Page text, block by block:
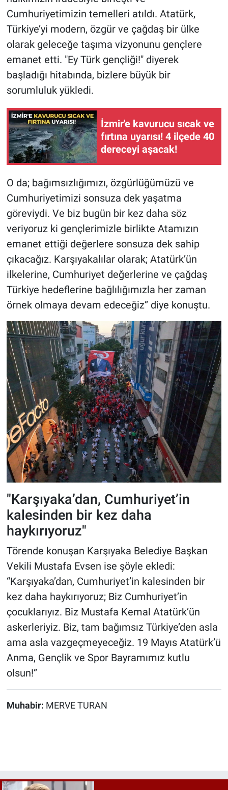
Cumhuriyetimizin temelleri atıldı. Atatürk,
Türkiye’yi modern, özgür ve çağdaş bir ülke
olarak geleceğe taşıma vizyonunu gençlere
emanet etti. "Ey Türk gençliği!" diyerek
başladığı hitabında, bizlere büyük bir
sorumluluk yükledi.
İzmir'e kavurucu sıcak ve
fırtına uyarısı! 4 ilçede 40
dereceyi aşacak!
O da; bağımsızlığımızı, özgürlüğümüzü ve
Cumhuriyetimizi sonsuza dek yaşatma
göreviydi. Ve biz bugün bir kez daha söz
veriyoruz ki gençlerimizle birlikte Atamızın
emanet ettiği değerlere sonsuza dek sahip
çıkacağız. Karşıyakalılar olarak; Atatürk’ün
ilkelerine, Cumhuriyet değerlerine ve çağdaş
Türkiye hedeflerine bağlılığımızla her zaman
örnek olmaya devam edeceğiz” diye konuştu.
"Karşıyaka’dan, Cumhuriyet’in
kalesinden bir kez daha
haykırıyoruz"
Törende konuşan Karşıyaka Belediye Başkan
Vekili Mustafa Evsen ise şöyle ekledi:
“Karşıyaka’dan, Cumhuriyet’in kalesinden bir
kez daha haykırıyoruz; Biz Cumhuriyet’in
çocuklarıyız. Biz Mustafa Kemal Atatürk’ün
askerleriyiz. Biz, tam bağımsız Türkiye’den asla
ama asla vazgeçmeyeceğiz. 19 Mayıs Atatürk’ü
Anma, Gençlik ve Spor Bayramımız kutlu
olsun!”
Muhabir: MERVE TURAN